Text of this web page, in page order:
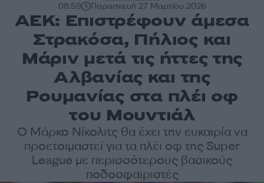
08:59 Παρασκευή 27 Μαρτίου 2026
ΑΕΚ: Επιστρέφουν άμεσα
Στρακόσα, Πήλιος και
Μάριν μετά τις ήττες της
Αλβανίας και της
Ρουμανίας στα πλέι οφ
του Μουντιάλ
Ο Μάρκο Νίκολιτς θα έχει την ευκαιρία να
προετοιμαστεί για τα πλέι οφ της Super
League με περισσότερους βασικούς
ποδοσφαιριστές